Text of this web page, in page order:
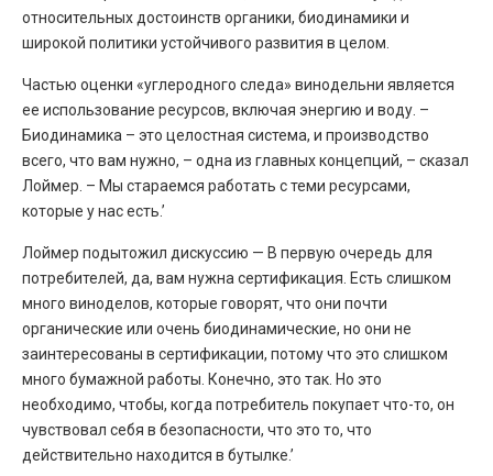
относительных достоинств органики, биодинамики и
широкой политики устойчивого развития в целом.
Частью оценки «углеродного следа» винодельни является
ее использование ресурсов, включая энергию и воду. –
Биодинамика – это целостная система, и производство
всего, что вам нужно, – одна из главных концепций, – сказал
Лоймер. – Мы стараемся работать с теми ресурсами,
которые у нас есть.’
Лоймер подытожил дискуссию — В первую очередь для
потребителей, да, вам нужна сертификация. Есть слишком
много виноделов, которые говорят, что они почти
органические или очень биодинамические, но они не
заинтересованы в сертификации, потому что это слишком
много бумажной работы. Конечно, это так. Но это
необходимо, чтобы, когда потребитель покупает что-то, он
чувствовал себя в безопасности, что это то, что
действительно находится в бутылке.’